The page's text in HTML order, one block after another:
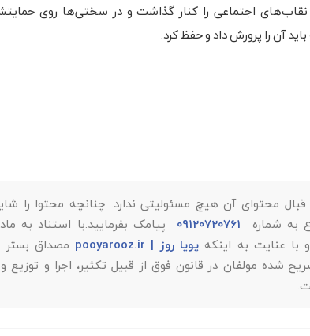
اجتماعی را کنار گذاشت و در سختی‌ها روی
آن را پرورش داد و حفظ کرد.
قبال محتوای آن هیچ مسئولیتی ندارد. چنانچه محتوا را
به شماره
پویا روز | pooyarooz.ir
مصداق بستر
مولفان در قانون فوق از قبیل تکثیر، اجرا و توزیع